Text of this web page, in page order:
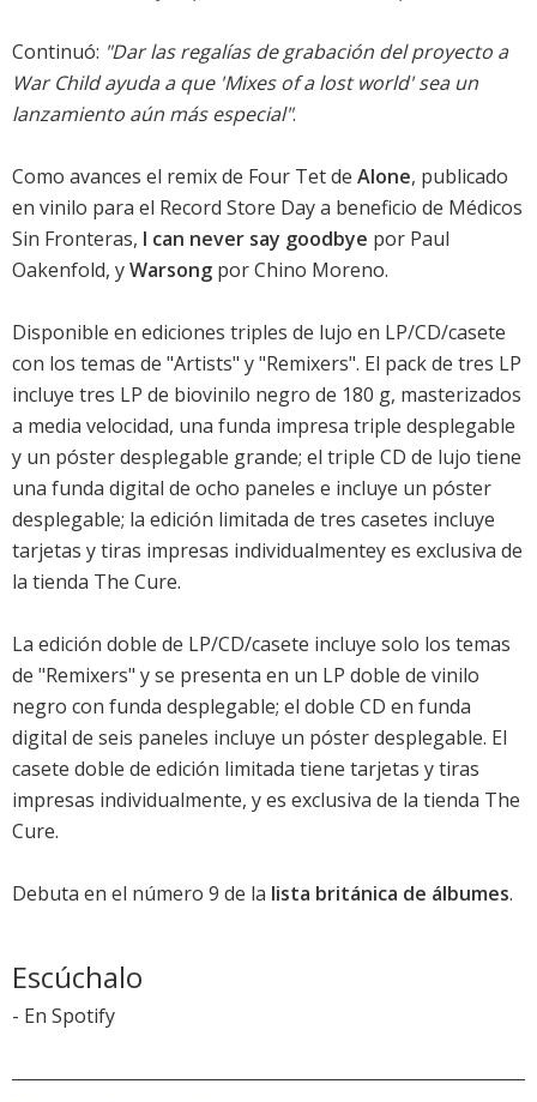
Continuó: "Dar las regalías de grabación del proyecto a
War Child ayuda a que 'Mixes of a lost world' sea un
lanzamiento aún más especial".
Como avances el remix de Four Tet de Alone, publicado
en vinilo para el Record Store Day a beneficio de Médicos
Sin Fronteras, I can never say goodbye por Paul
Oakenfold, yWarsong por Chino Moreno.
Disponible en ediciones triples de lujo en LP/CD/casete
con los temas de "Artists" y "Remixers". El pack de tres LP
incluye tres LP de biovinilo negro de 180 g, masterizados
a media velocidad, una funda impresa triple desplegable
y un póster desplegable grande; el triple CD de lujo tiene
una funda digital de ocho paneles e incluye un póster
desplegable; la edición limitada de tres casetes incluye
tarjetas y tiras impresas individualmentey es exclusiva de
la tienda The Cure.
La edición doble de LP/CD/casete incluye solo los temas
de "Remixers" y se presenta en un LP doble de vinilo
negro con funda desplegable; el doble CD en funda
digital de seis paneles incluye un póster desplegable. El
casete doble de edición limitada tiene tarjetas y tiras
impresas individualmente, y es exclusiva de la tienda The
Cure.
Debuta en el número 9 de la lista británica de álbumes.
Escúchalo
- En Spotify